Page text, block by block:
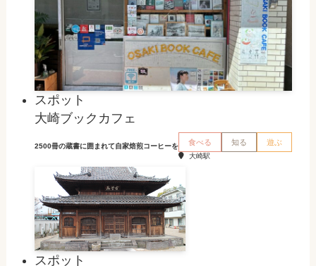
スポット
大崎ブックカフェ
2500冊の蔵書に囲まれて自家焙煎コーヒーを 食べる 知る 遊ぶ
大崎駅
スポット